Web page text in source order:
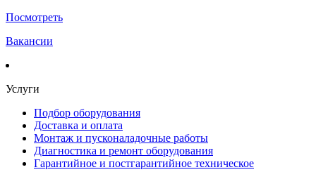
Посмотреть
Вакансии
Услуги
Подбор оборудования
Доставка и оплата
Монтаж и пусконаладочные работы
Диагностика и ремонт оборудования
Гарантийное и постгарантийное техническое